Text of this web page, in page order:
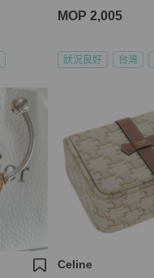
MOP 2,005
狀況良好 台灣
Celine